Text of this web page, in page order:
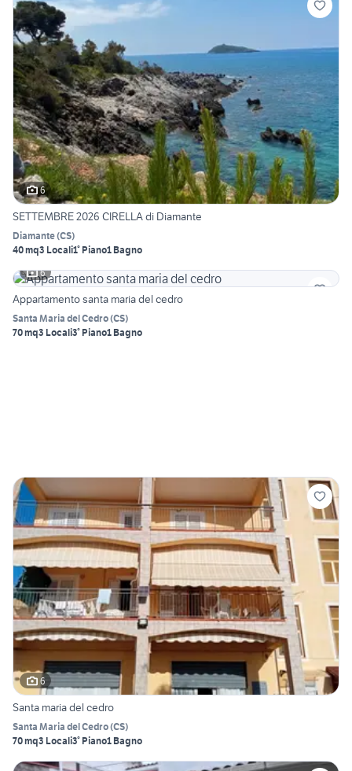
6
SETTEMBRE 2026 CIRELLA di Diamante
Diamante(CS)
40 mq3 Locali1° Piano1 Bagno
6
Appartamento santa maria del cedro
Santa Maria del Cedro(CS)
70 mq3 Locali3° Piano1 Bagno
6
Santa maria del cedro
Santa Maria del Cedro(CS)
70 mq3 Locali3° Piano1 Bagno